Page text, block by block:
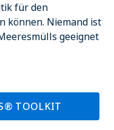
für den
können. Niemand ist
geeignet
TOOLKIT